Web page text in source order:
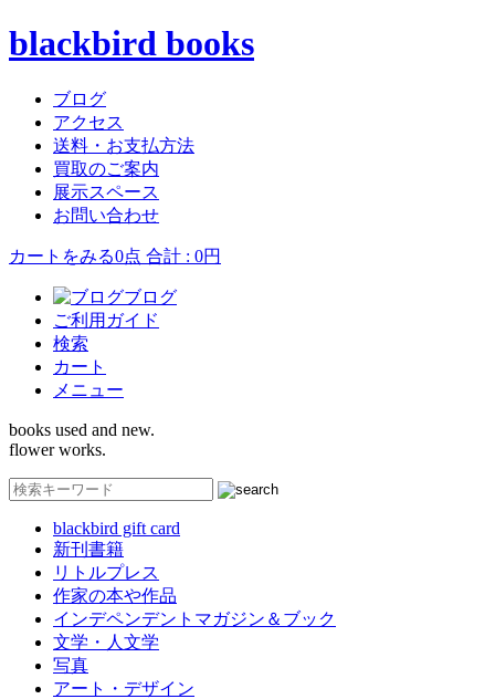
blackbird books
ブログ
アクセス
送料・お支払方法
買取のご案内
展示スペース
お問い合わせ
カートをみる0点 合計 : 0円
ブログ
ご利用ガイド
検索
カート
メニュー
books used and new.
flower works.
blackbird gift card
新刊書籍
リトルプレス
作家の本や作品
インデペンデントマガジン＆ブック
文学・人文学
写真
アート・デザイン